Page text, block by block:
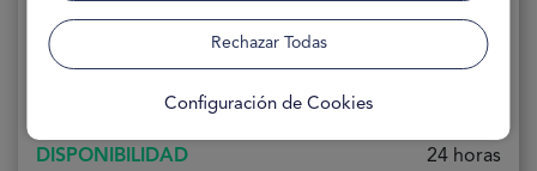
Rechazar Todas
Configuración de Cookies
SOLICITUD 100 % Online
DISPONIBILIDAD 24 horas